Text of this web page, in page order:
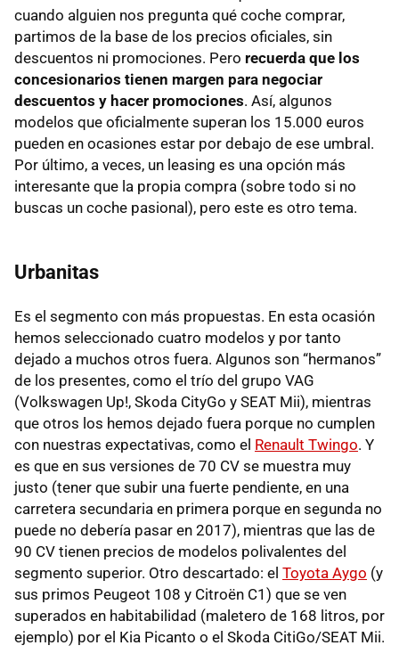
cuando alguien nos pregunta qué coche comprar,
partimos de la base de los precios oficiales, sin
descuentos ni promociones. Pero recuerda que los
concesionarios tienen margen para negociar
descuentos y hacer promociones. Así, algunos
modelos que oficialmente superan los 15.000 euros
pueden en ocasiones estar por debajo de ese umbral.
Por último, a veces, un leasing es una opción más
interesante que la propia compra (sobre todo si no
buscas un coche pasional), pero este es otro tema.
Urbanitas
Es el segmento con más propuestas. En esta ocasión
hemos seleccionado cuatro modelos y por tanto
dejado a muchos otros fuera. Algunos son “hermanos”
de los presentes, como el trío del grupo VAG
(Volkswagen Up!, Skoda CityGo y SEAT Mii), mientras
que otros los hemos dejado fuera porque no cumplen
con nuestras expectativas, como el Renault Twingo. Y
es que en sus versiones de 70 CV se muestra muy
justo (tener que subir una fuerte pendiente, en una
carretera secundaria en primera porque en segunda no
puede no debería pasar en 2017), mientras que las de
90 CV tienen precios de modelos polivalentes del
segmento superior. Otro descartado: el Toyota Aygo (y
sus primos Peugeot 108 y Citroën C1) que se ven
superados en habitabilidad (maletero de 168 litros, por
ejemplo) por el Kia Picanto o el Skoda CitiGo/SEAT Mii.